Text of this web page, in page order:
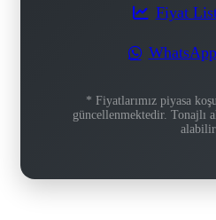
Fiyat
* Fiyatlarımız piyasa
güncellenmektedir.